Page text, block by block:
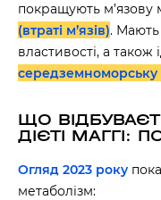
покращують м’язову
(втраті м’язів). Мають
властивості, а
середземноморську
ЩО
ДІЄТІ МАГГІ:
Огляд 2023 року
метаболізм: